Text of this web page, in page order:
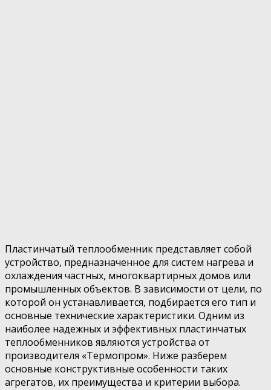
Пластинчатый теплообменник представляет собой
устройство, предназначенное для систем нагрева и
охлаждения частных, многоквартирных домов или
промышленных объектов. В зависимости от цели, по
которой он устанавливается, подбирается его тип и
основные технические характеристики. Одним из
наиболее надежных и эффективных пластинчатых
теплообменников являются устройства от
производителя «Термопром». Ниже разберем
основные конструктивные особенности таких
агрегатов, их преимущества и критерии выбора.